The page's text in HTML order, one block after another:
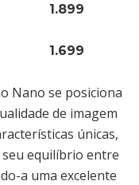
1.899
1.699
Nano se posiciona
de imagem
únicas,
seu equilíbrio entre
a uma excelente